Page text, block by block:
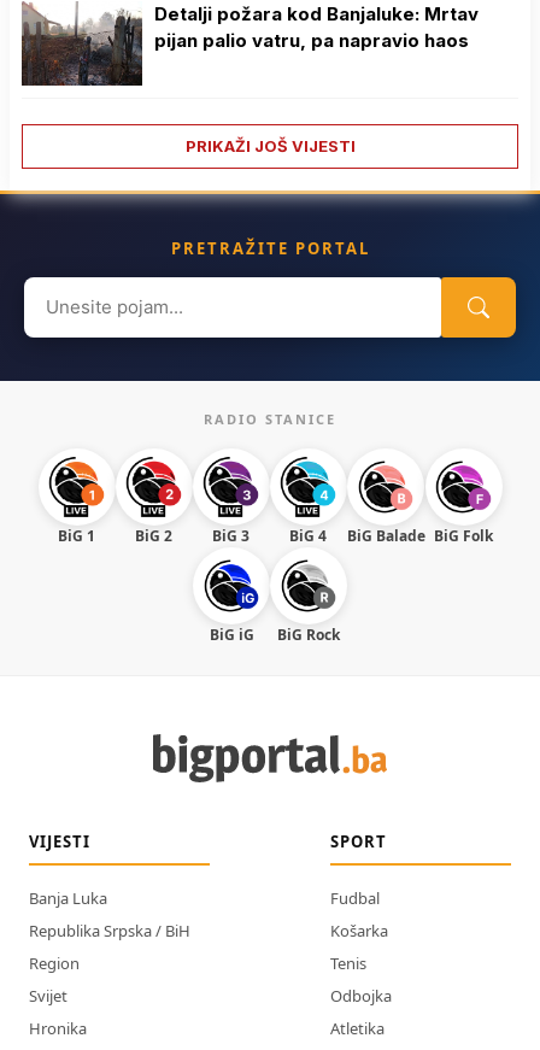
Detalji požara kod Banjaluke: Mrtav
pijan palio vatru, pa napravio haos
PRIKAŽI JOŠ VIJESTI
PRETRAŽITE PORTAL
Search
for:
RADIO STANICE
BiG 1 BiG 2 BiG 3 BiG 4 BiG Balade BiG Folk
BiG iG BiG Rock
VIJESTI
Banja Luka
Republika Srpska / BiH
Region
Svijet
Hronika
SPORT
Fudbal
Košarka
Tenis
Odbojka
Atletika